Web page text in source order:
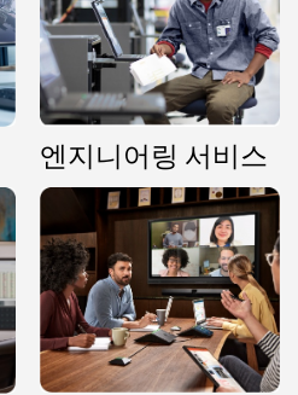
엔지니어링 서비스